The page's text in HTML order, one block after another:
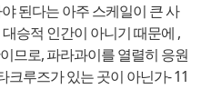
된다는 아주 스케일이 큰 사
승적 인간이 아니기 때문에 ,
므로, 파라과이를 열렬히 응원
루즈가 있는 곳이 아닌가- 11